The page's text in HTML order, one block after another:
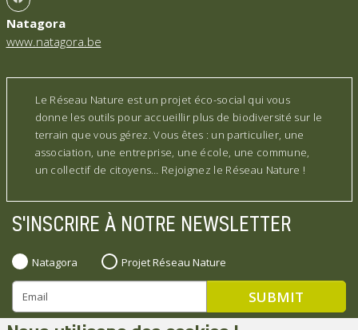
Natagora
www.natagora.be
Le Réseau Nature est un projet éco-social qui vous
donne les outils pour accueillir plus de biodiversité sur le
terrain que vous gérez. Vous êtes : un particulier, une
association, une entreprise, une école, une commune,
un collectif de citoyens… Rejoignez le Réseau Nature !
S'INSCRIRE À NOTRE NEWSLETTER
Natagora Projet Réseau Nature